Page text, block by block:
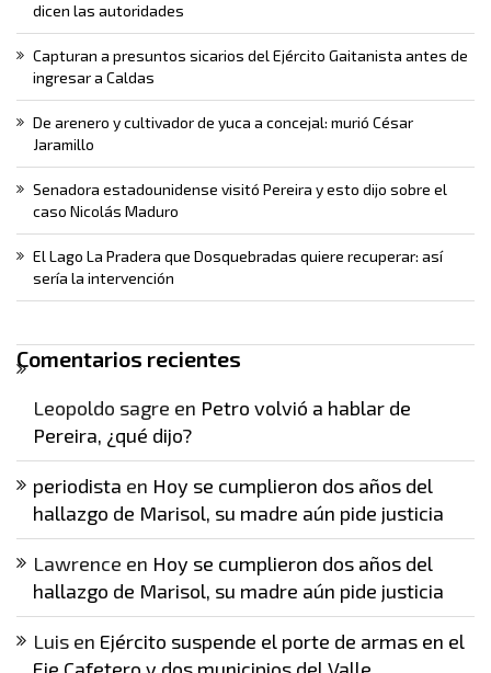
dicen las autoridades
Capturan a presuntos sicarios del Ejército Gaitanista antes de
ingresar a Caldas
De arenero y cultivador de yuca a concejal: murió César
Jaramillo
Senadora estadounidense visitó Pereira y esto dijo sobre el
caso Nicolás Maduro
El Lago La Pradera que Dosquebradas quiere recuperar: así
sería la intervención
Comentarios recientes
Leopoldo sagre en Petro volvió a hablar de
Pereira, ¿qué dijo?
periodista en Hoy se cumplieron dos años del
hallazgo de Marisol, su madre aún pide justicia
Lawrence en Hoy se cumplieron dos años del
hallazgo de Marisol, su madre aún pide justicia
Luis en Ejército suspende el porte de armas en el